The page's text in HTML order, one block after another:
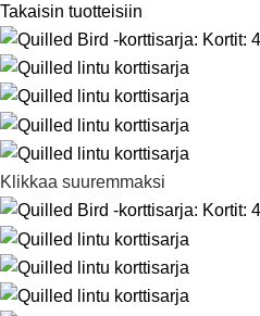
Takaisin tuotteisiin
Klikkaa suuremmaksi